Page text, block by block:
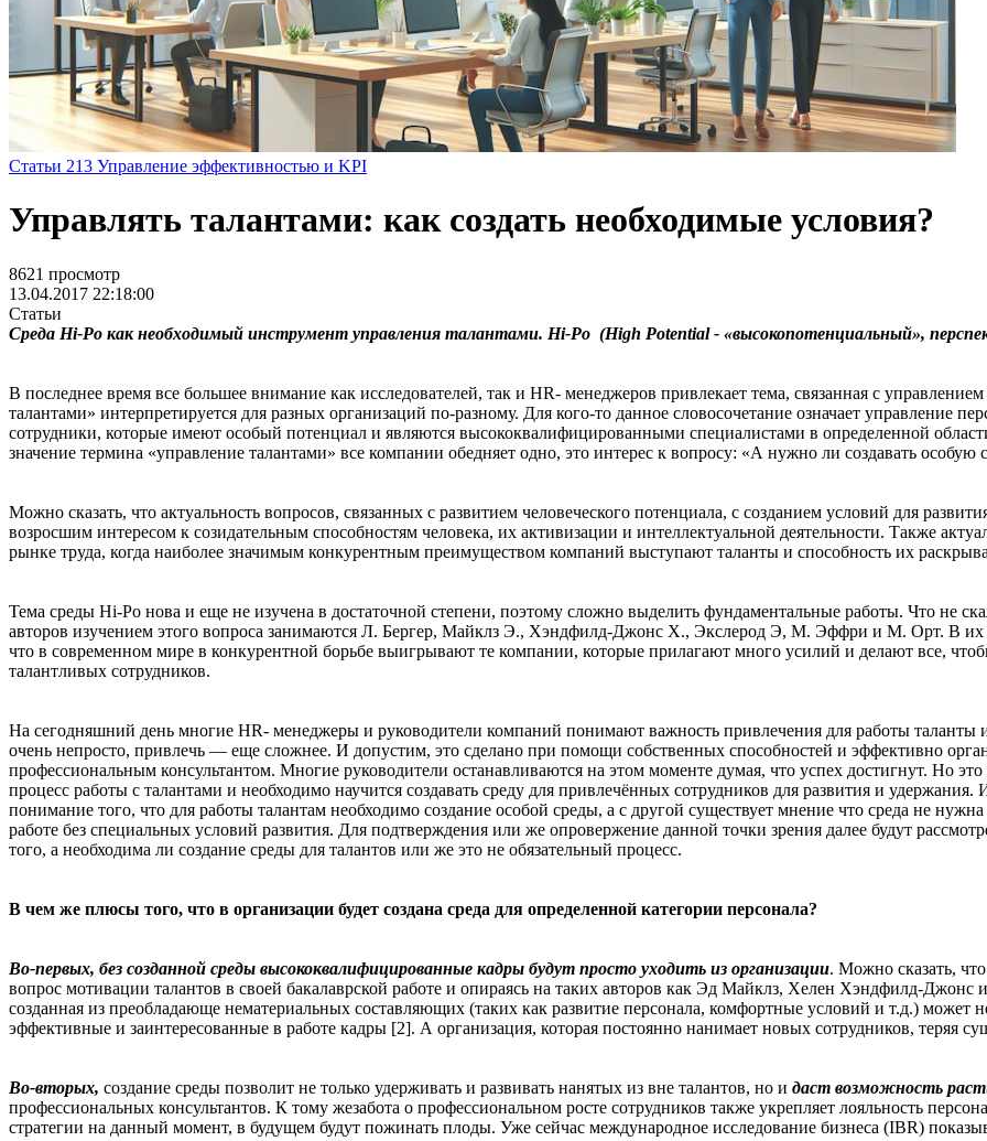
Статьи 213 Управление эффективностью и KPI
Управлять талантами: как создать необходимые условия?
8621 просмотр
13.04.2017 22:18:00
Статьи
Среда Hi-Po как необходимый инструмент управления талантами. Hi-Po (High Potential - «высокопотенциальный»,
В последнее время все большее внимание как исследователей, так и HR- менеджеров привлекает тема, связанная с
талантами» интерпретируется для разных организаций по-разному. Для кого-то данное словосочетание означает управление
сотрудники, которые имеют особый потенциал и являются высококвалифицированными специалистами в определенной
значение термина «управление талантами» все компании обедняет одно, это интерес к вопросу: «А нужно ли создавать особую
Можно сказать, что актуальность вопросов, связанных с развитием человеческого потенциала, с созданием условий для
возросшим интересом к созидательным способностям человека, их активизации и интеллектуальной деятельности. Также
рынке труда, когда наиболее значимым конкурентным преимуществом компаний выступают таланты и способность их
Тема среды Hi-Po нова и еще не изучена в достаточной степени, поэтому сложно выделить фундаментальные работы. Что не
авторов изучением этого вопроса занимаются Л. Бергер, Майклз Э., Хэндфилд-Джонс Х., Экслерод Э, М. Эффри и М. Орт. В их
что в современном мире в конкурентной борьбе выигрывают те компании, которые прилагают много усилий и делают все,
талантливых сотрудников.
На сегодняшний день многие HR- менеджеры и руководители компаний понимают важность привлечения для работы таланты
очень непросто, привлечь — еще сложнее. И допустим, это сделано при помощи собственных способностей и эффективно
профессиональным консультантом. Многие руководители останавливаются на этом моменте думая, что успех достигнут. Но
процесс работы с талантами и необходимо научится создавать среду для привлечённых сотрудников для развития и
понимание того, что для работы талантам необходимо создание особой среды, а с другой существует мнение что среда не
работе без специальных условий развития. Для подтверждения или же опровержение данной точки зрения далее будут
того, а необходима ли создание среды для талантов или же это не обязательный процесс.
В чем же плюсы того, что в организации будет создана среда для определенной категории персонала?
Во-первых, без созданной среды высококвалифицированные кадры будут просто уходить из организации. Можно сказать,
вопрос мотивации талантов в своей бакалаврской работе и опираясь на таких авторов как Эд Майклз, Хелен Хэндфилд-Джонс
созданная из преобладающе нематериальных составляющих (таких как развитие персонала, комфортные условий и т.д.) может
эффективные и заинтересованные в работе кадры [2]. А организация, которая постоянно нанимает новых сотрудников, теряя
Во-вторых, создание среды позволит не только удерживать и развивать нанятых из вне талантов, но и даст возможность
профессиональных консультантов. К тому жезабота о профессиональном росте сотрудников также укрепляет лояльность
стратегии на данный момент, в будущем будут пожинать плоды. Уже сейчас международное исследование бизнеса (IBR)